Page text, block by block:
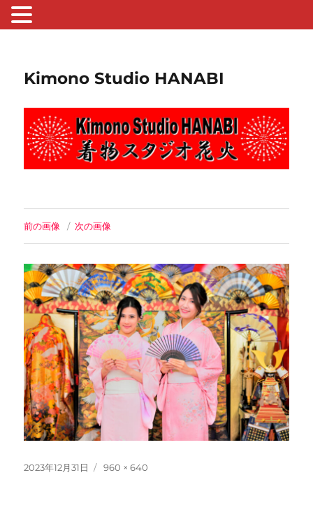
Kimono Studio HANABI
前の画像 次の画像
投
2023年12月31日
フ
960 × 640